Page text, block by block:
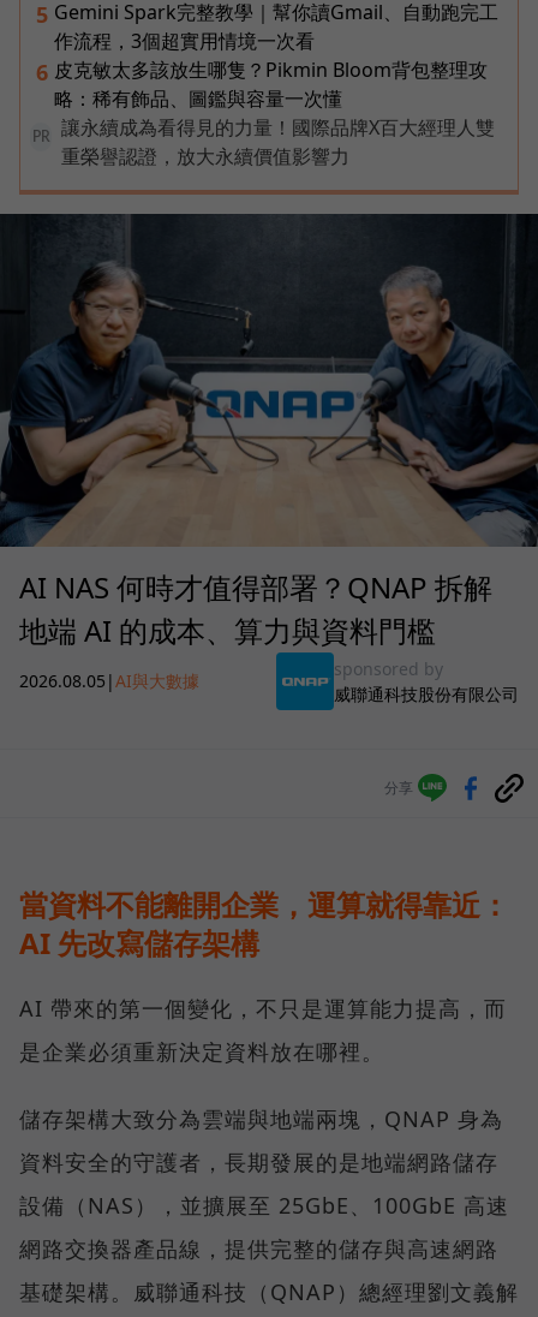
5 Gemini Spark完整教學｜幫你讀Gmail、自動跑完工
作流程，3個超實用情境一次看
6 皮克敏太多該放生哪隻？Pikmin Bloom背包整理攻
略：稀有飾品、圖鑑與容量一次懂
PR
讓永續成為看得見的力量！國際品牌X百大經理人雙
重榮譽認證，放大永續價值影響力
AI NAS 何時才值得部署？QNAP 拆解
地端 AI 的成本、算力與資料門檻
2026.08.05 |AI與大數據
sponsored by
威聯通科技股份有限公司
分享
當資料不能離開企業，運算就得靠近：
AI 先改寫儲存架構
AI 帶來的第一個變化，不只是運算能力提高，而
是企業必須重新決定資料放在哪裡。
儲存架構大致分為雲端與地端兩塊，QNAP 身為
資料安全的守護者，長期發展的是地端網路儲存
設備（NAS），並擴展至 25GbE、100GbE 高速
網路交換器產品線，提供完整的儲存與高速網路
基礎架構。威聯通科技（QNAP）總經理劉文義解